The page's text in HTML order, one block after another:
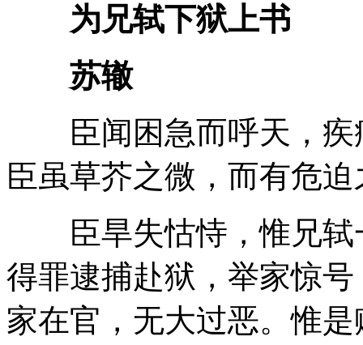
为兄轼下狱上书
苏辙
臣闻困急而呼天，疾
臣虽草芥之微，而有危
臣旱失怙恃，惟兄轼
得罪逮捕赴狱，举家惊
家在官，无大过恶。惟